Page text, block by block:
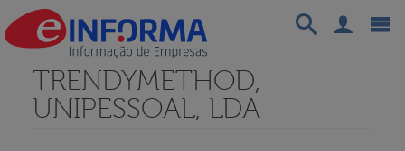
TRENDYMETHOD,
UNIPESSOAL, LDA